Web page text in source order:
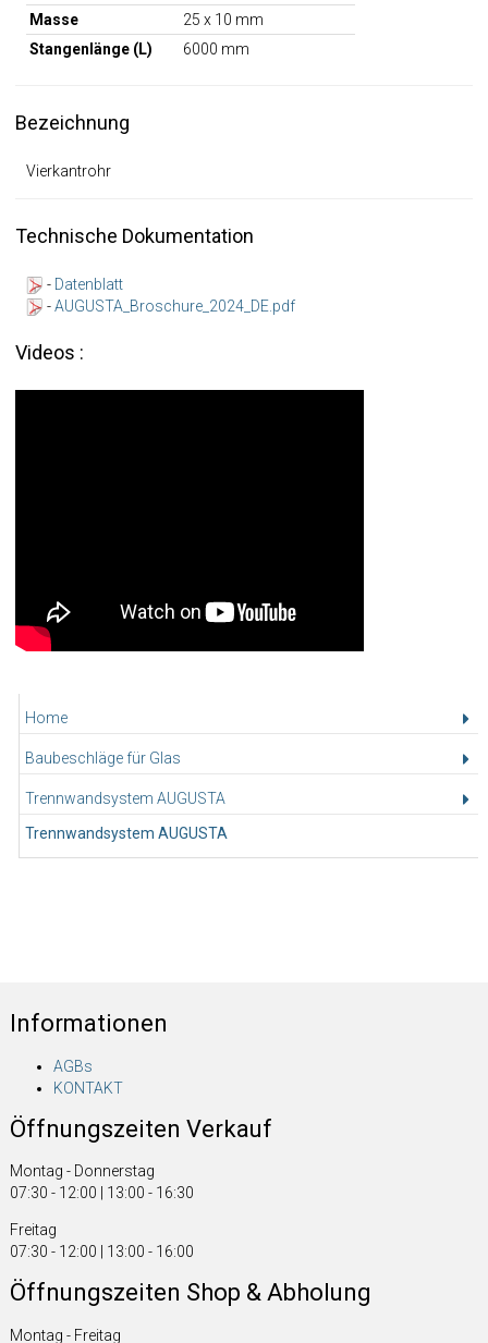
Home
Baubeschläge für Glas
Trennwandsystem AUGUSTA
Trennwandsystem AUGUSTA
Masse
25 x 10 mm
Stangenlänge (L)
6000 mm
Bezeichnung
Vierkantrohr
Technische Dokumentation
- Datenblatt
-AUGUSTA_Broschure_2024_DE.pdf
Videos :
Informationen
AGBs
KONTAKT
Öffnungszeiten Verkauf
Montag - Donnerstag
07:30 - 12:00 | 13:00 - 16:30
Freitag
07:30 - 12:00 | 13:00 - 16:00
Öffnungszeiten Shop & Abholung
Montag - Freitag